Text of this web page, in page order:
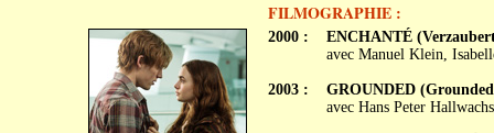
FILMOGRAPHIE :
2000 :
2003 :
ENCHANTÉ
avec Manuel Klein,
GROUNDED
avec Hans Peter